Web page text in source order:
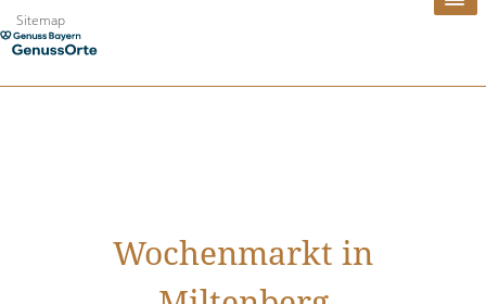
Zum
Inhalt
Sitemap
Wochenmarkt in